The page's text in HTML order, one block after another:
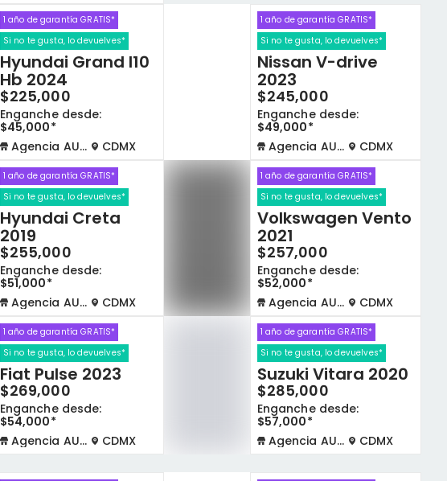
1 año de garantía GRATIS*
Si no te gusta, lo devuelves*
Hyundai Grand I10
Hb 2024
$225,000
Enganche desde:
$45,000*
Agencia AUTOCOM
CDMX
1 año de garantía GRATIS*
Si no te gusta, lo devuelves*
Nissan V-drive
2023
$245,000
Enganche desde:
$49,000*
Agencia AUTOCOM
CDMX
1 año de garantía GRATIS*
Si no te gusta, lo devuelves*
Hyundai Creta
2019
$255,000
Enganche desde:
$51,000*
Agencia AUTOCOM
CDMX
1 año de garantía GRATIS*
Si no te gusta, lo devuelves*
Volkswagen Vento
2021
$257,000
Enganche desde:
$52,000*
Agencia AUTOCOM
CDMX
1 año de garantía GRATIS*
Si no te gusta, lo devuelves*
Fiat Pulse 2023
$269,000
Enganche desde:
$54,000*
Agencia AUTOCOM
CDMX
1 año de garantía GRATIS*
Si no te gusta, lo devuelves*
Suzuki Vitara 2020
$285,000
Enganche desde:
$57,000*
Agencia AUTOCOM
CDMX